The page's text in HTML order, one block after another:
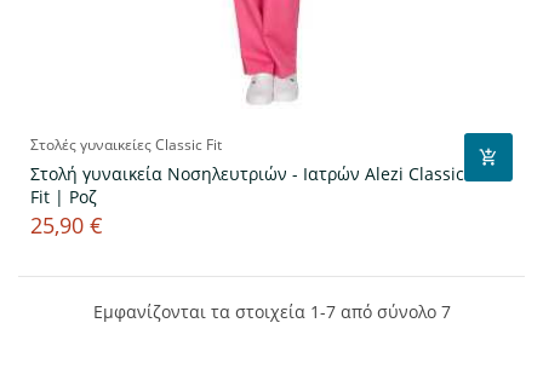
Στολές γυναικείες Classic Fit
Στολή γυναικεία Νοσηλευτριών - Ιατρών Alezi Classic
Fit | Ροζ
Τιμή
25,90 €
Εμφανίζονται τα στοιχεία 1-7 από σύνολο 7